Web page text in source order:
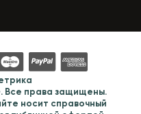
Все права защищены.
носит справочный